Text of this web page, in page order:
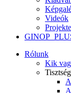
Videók
Rólunk
Kik